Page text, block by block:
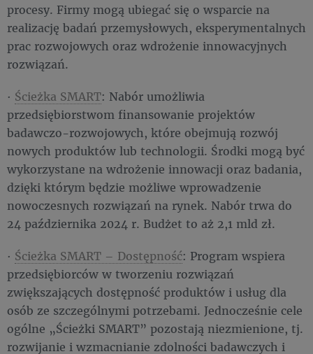
procesy. Firmy mogą ubiegać się o wsparcie na
realizację badań przemysłowych, eksperymentalnych
prac rozwojowych oraz wdrożenie innowacyjnych
rozwiązań.
· Ścieżka SMART: Nabór umożliwia
przedsiębiorstwom finansowanie projektów
badawczo-rozwojowych, które obejmują rozwój
nowych produktów lub technologii. Środki mogą być
wykorzystane na wdrożenie innowacji oraz badania,
dzięki którym będzie możliwe wprowadzenie
nowoczesnych rozwiązań na rynek. Nabór trwa do
24 października 2024 r. Budżet to aż 2,1 mld zł.
· Ścieżka SMART – Dostępność: Program wspiera
przedsiębiorców w tworzeniu rozwiązań
zwiększających dostępność produktów i usług dla
osób ze szczególnymi potrzebami. Jednocześnie cele
ogólne „Ścieżki SMART” pozostają niezmienione, tj.
rozwijanie i wzmacnianie zdolności badawczych i